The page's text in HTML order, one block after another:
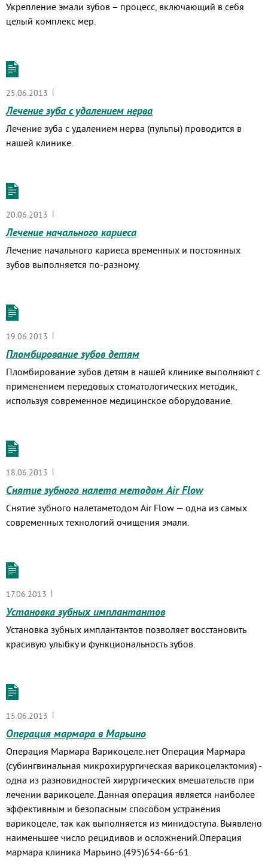
Укрепление эмали зубов – процесс, включающий в себя
целый комплекс мер.
25.06.2013 |
Лечение зуба с удалением нерва
Лечение зуба с удалением нерва (пульпы) проводится в
нашей клинике.
20.06.2013 |
Лечение начального кариеса
Лечение начального кариеса временных и постоянных
зубов выполняется по-разному.
19.06.2013 |
Пломбирование зубов детям
Пломбирование зубов детям в нашей клинике выполняют с
применением передовых стоматологических методик,
используя современное медицинское оборудование.
18.06.2013 |
Снятие зубного налета методом Air Flow
Снятие зубного налетаметодом Air Flow — одна из самых
современных технологий очищения эмали.
17.06.2013 |
Установка зубных имплантантов
Установка зубных имплантантов позволяет восстановить
красивую улыбку и функциональность зубов.
15.06.2013 |
Операция мармара в Марьино
Операция Мармара Варикоцеле.нет Операция Мармара
(субингвинальная микрохирургическая варикоцелэктомия) -
одна из разновидностей хирургических вмешательств при
лечении варикоцеле. Данная операция является наиболее
эффективным и безопасным способом устранения
варикоцеле, так как выполняется из минидоступа. Выявлено
наименьшее число рецидивов и осложнений.Операция
мармара клиника Марьино.(495)654-66-61.